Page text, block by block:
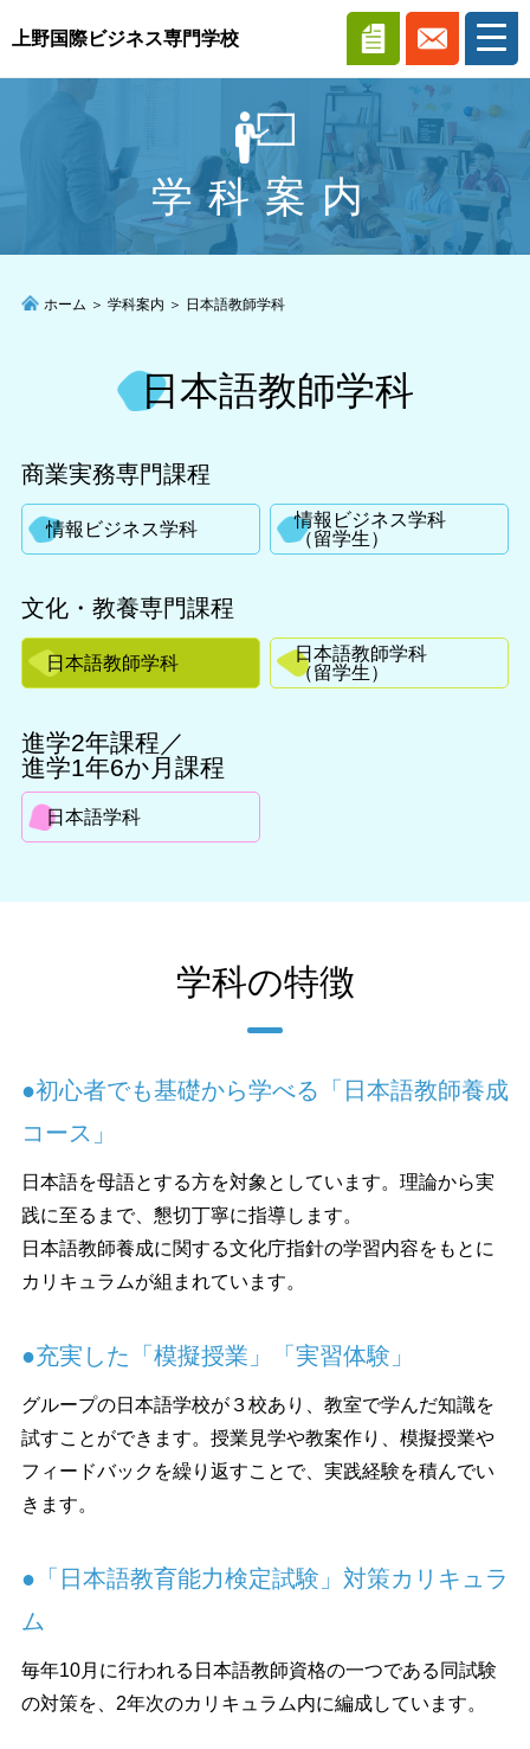
上野国際ビジネス専門学校
ホーム
入学案内
アクセス
学生寮
個人情報保護方針
学科案内
ホーム ＞ 学科案内 ＞ 日本語教師学科
日本語教師学科
商業実務専門課程
情報ビジネス学科
情報ビジネス学科
（留学生）
文化・教養専門課程
日本語教師学科
日本語教師学科
（留学生）
進学2年課程／
進学1年6か月課程
日本語学科
学科の特徴
●初心者でも基礎から学べる「日本語教師養成
コース」
日本語を母語とする方を対象としています。理論から実
践に至るまで、懇切丁寧に指導します。
日本語教師養成に関する文化庁指針の学習内容をもとに
カリキュラムが組まれています。
●充実した「模擬授業」「実習体験」
グループの日本語学校が３校あり、教室で学んだ知識を
試すことができます。授業見学や教案作り、模擬授業や
フィードバックを繰り返すことで、実践経験を積んでい
きます。
●「日本語教育能力検定試験」対策カリキュラ
ム
毎年10月に行われる日本語教師資格の一つである同試験
の対策を、2年次のカリキュラム内に編成しています。